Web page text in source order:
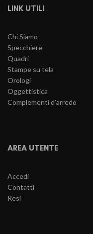
LINK UTILI
Chi Siamo
Specchiere
Quadri
Stampe su tela
Orologi
Oggettistica
Complementi d'arredo
AREA UTENTE
Accedi
Contatti
Resi